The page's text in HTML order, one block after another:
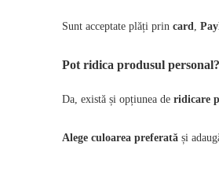
Sunt acceptate plăți prin card
Pot ridica produsul personal?
Da, există și opțiunea de ridicare
Alege culoarea preferată și